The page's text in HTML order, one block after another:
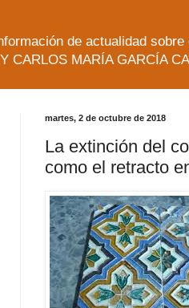
de actualidad
CARLOS MARÍA GARCÍA
martes, 2 de octubre de 2018
La extinción del
como el retracto